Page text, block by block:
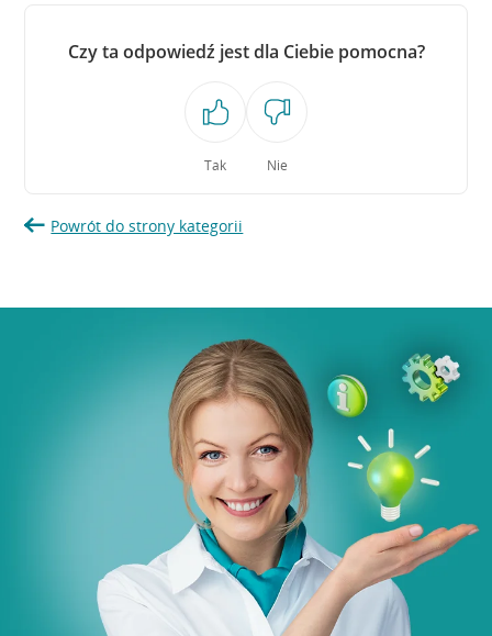
Czy ta odpowiedź jest dla Ciebie pomocna?
Tak Nie
Powrót do strony kategorii